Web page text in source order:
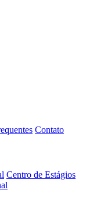
Contato
Centro de Estágios